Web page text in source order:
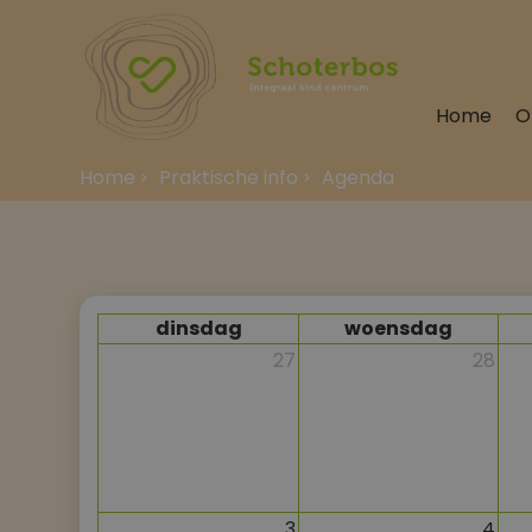
Home
Home Praktische info Agenda
dinsdag
woensdag
27
28